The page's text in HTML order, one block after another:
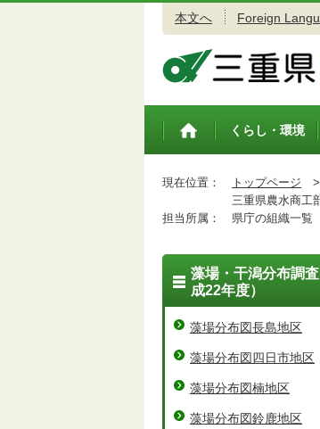
本文へ Foreign
トップペ
くらし・環境
現在位置： トップページ >
三重県農水商工
担当所属：
県庁の組織一
藻場・干潟分布調
成22年度）
藻場分布図長島地区
藻場分布図四日市地区
藻場分布図楠地区
藻場分布図鈴鹿地区